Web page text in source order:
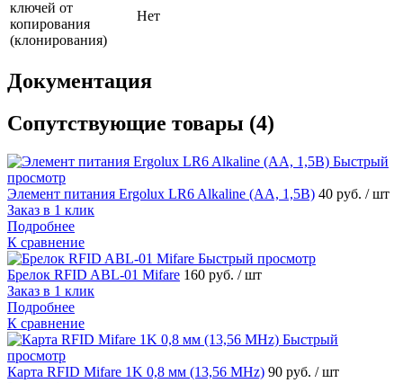
ключей от
копирования
(клонирования)
Нет
Документация
Сопутствующие товары (4)
Быстрый
просмотр
Элемент питания Ergolux LR6 Alkaline (AA, 1,5В) 40 руб. / шт
Заказ в 1 клик
Подробнее
К сравнение
Быстрый просмотр
Брелок RFID ABL-01 Mifare 160 руб. / шт
Заказ в 1 клик
Подробнее
К сравнение
Быстрый
просмотр
Карта RFID Mifare 1K 0,8 мм (13,56 MHz) 90 руб. / шт